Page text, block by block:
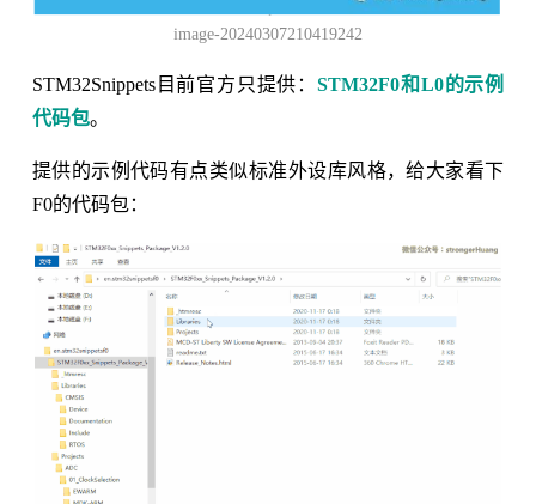
image-20240307210419242
STM32Snippets目前官方只提供：STM32F0和L0的示例
代码包。
提供的示例代码有点类似标准外设库风格，给大家看下
F0的代码包：